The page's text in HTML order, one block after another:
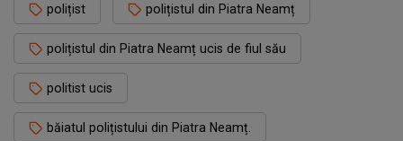
polițist polițistul din Piatra Neamț
polițistul din Piatra Neamț ucis de fiul său
politist ucis
băiatul polițistului din Piatra Neamț.